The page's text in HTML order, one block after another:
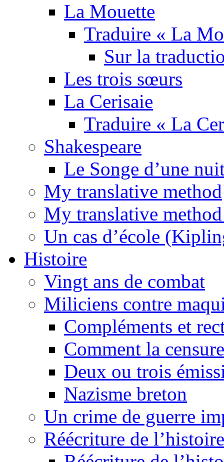
La Mouette
Traduire « La
Sur la
Les trois sœurs
La Cerisaie
Traduire « La
Shakespeare
Le Songe d’une
My translative method
My translative
Un cas d’école
Histoire
Vingt ans de combat
Miliciens contre
Compléments et
Comment la
Deux ou trois
Nazisme breton
Un crime de guerre
Réécriture de